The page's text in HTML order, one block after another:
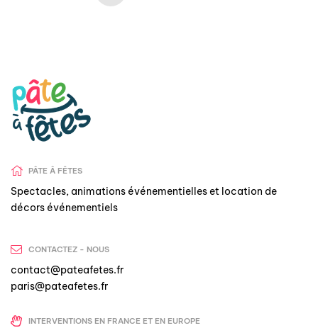
PÂTE Â FÊTES
Spectacles, animations événementielles et location de
décors événementiels
CONTACTEZ - NOUS
contact@pateafetes.fr
paris@pateafetes.fr
INTERVENTIONS EN FRANCE ET EN EUROPE